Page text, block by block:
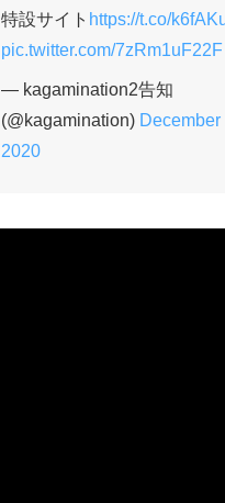
特設サイト https://t.co/
pic.twitter.com/7zRm1uF22F
— kagamination2告知
(@kagamination) December
2020